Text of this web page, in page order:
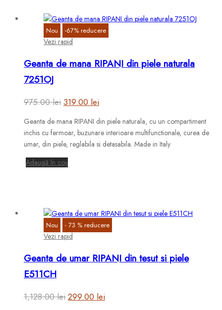
Nou -67% reducere
Vezi rapid
Geanta de mana RIPANI din piele naturala
7251OJ
975.00lei Prețul
a
fost:
975.00 lei.
319.00 lei
curent
este:
319.00 lei.
Geanta de mana RIPANI din piele naturala, cu un compartiment
inchis cu fermoar, buzunare interioare multifunctionale, curea de
umar, din piele, reglabila si detasabila. Made in Italy
Adaugă în coș
Nou - 73 % reducere
Vezi rapid
Geanta de umar RIPANI din tesut si piele
E511CH
1,128.00lei Prețul
299.00 lei